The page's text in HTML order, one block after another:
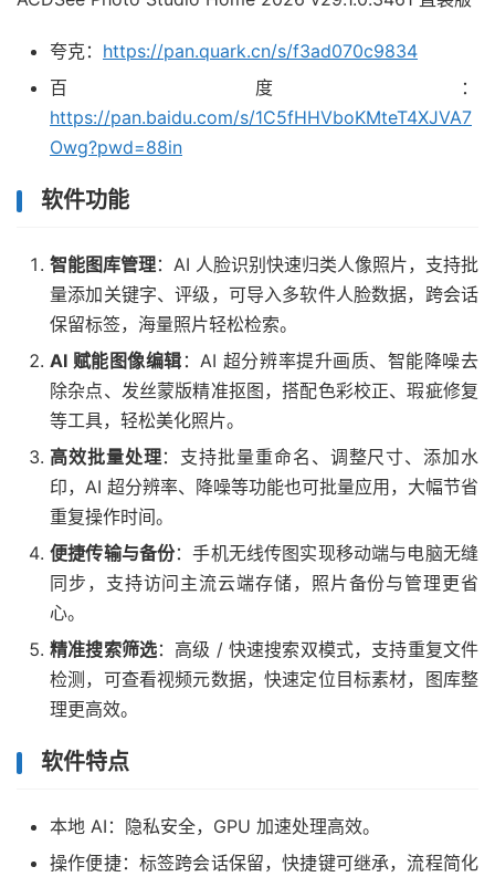
夸克： https://pan.quark.cn/s/f3ad070c9834
百度：
https://pan.baidu.com/s/1C5fHHVboKMteT4XJVA7
Owg?pwd=88in
软件功能
智能图库管理：AI 人脸识别快速归类人像照片，支持批
量添加关键字、评级，可导入多软件人脸数据，跨会话
保留标签，海量照片轻松检索。
AI 赋能图像编辑 ：AI 超分辨率提升画质、智能降噪去
除杂点、发丝蒙版精准抠图，搭配色彩校正、瑕疵修复
等工具，轻松美化照片。
高效批量处理：支持批量重命名、调整尺寸、添加水
印，AI 超分辨率、降噪等功能也可批量应用，大幅节省
重复操作时间。
便捷传输与备份：手机无线传图实现移动端与电脑无缝
同步，支持访问主流云端存储，照片备份与管理更省
心。
精准搜索筛选：高级 / 快速搜索双模式，支持重复文件
检测，可查看视频元数据，快速定位目标素材，图库整
理更高效。
软件特点
本地 AI：隐私安全，GPU 加速处理高效。
操作便捷：标签跨会话保留，快捷键可继承，流程简化